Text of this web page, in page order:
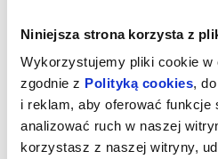
Niniejsza strona korzysta z
Wykorzystujemy pliki cookie w
zgodnie z Polityką cookies,
i reklam, aby oferować funkcje
analizować ruch w naszej
korzystasz z naszej witryny,
Sprzedaż biletów on-
została zakończona.